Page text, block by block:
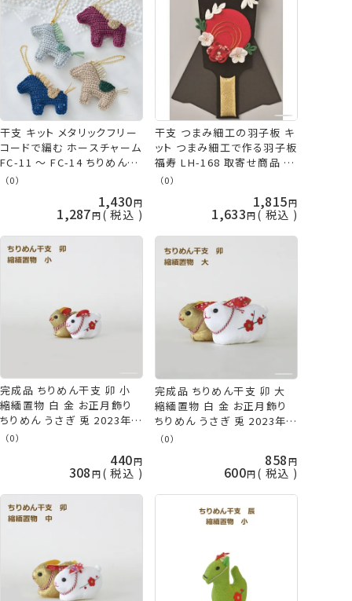
干支 キット メタリックフリー
コードで編む ホースチャーム
FC-11 ～ FC-14 ちりめん細
工 押絵 取寄せ商品 パナミ
（0）
1,430
1,287 税込
干支 つまみ細工の羽子板 キ
ット つまみ細工で作る羽子板
福寿 LH-168 取寄せ商品 パ
ナミ 手芸の山久
（0）
1,815
1,633 税込
完成品 ちりめん干支 卯 小
縮緬置物 白 金 お正月飾り
ちりめん うさぎ 兎 2023年
十二支 縁起物 ぬいぐるみ 手
（0）
440
308 税込
完成品 ちりめん干支 卯 大
縮緬置物 白 金 お正月飾り
ちりめん うさぎ 兎 2023年
十二支 縁起物 ぬいぐるみ 手
（0）
858
600 税込